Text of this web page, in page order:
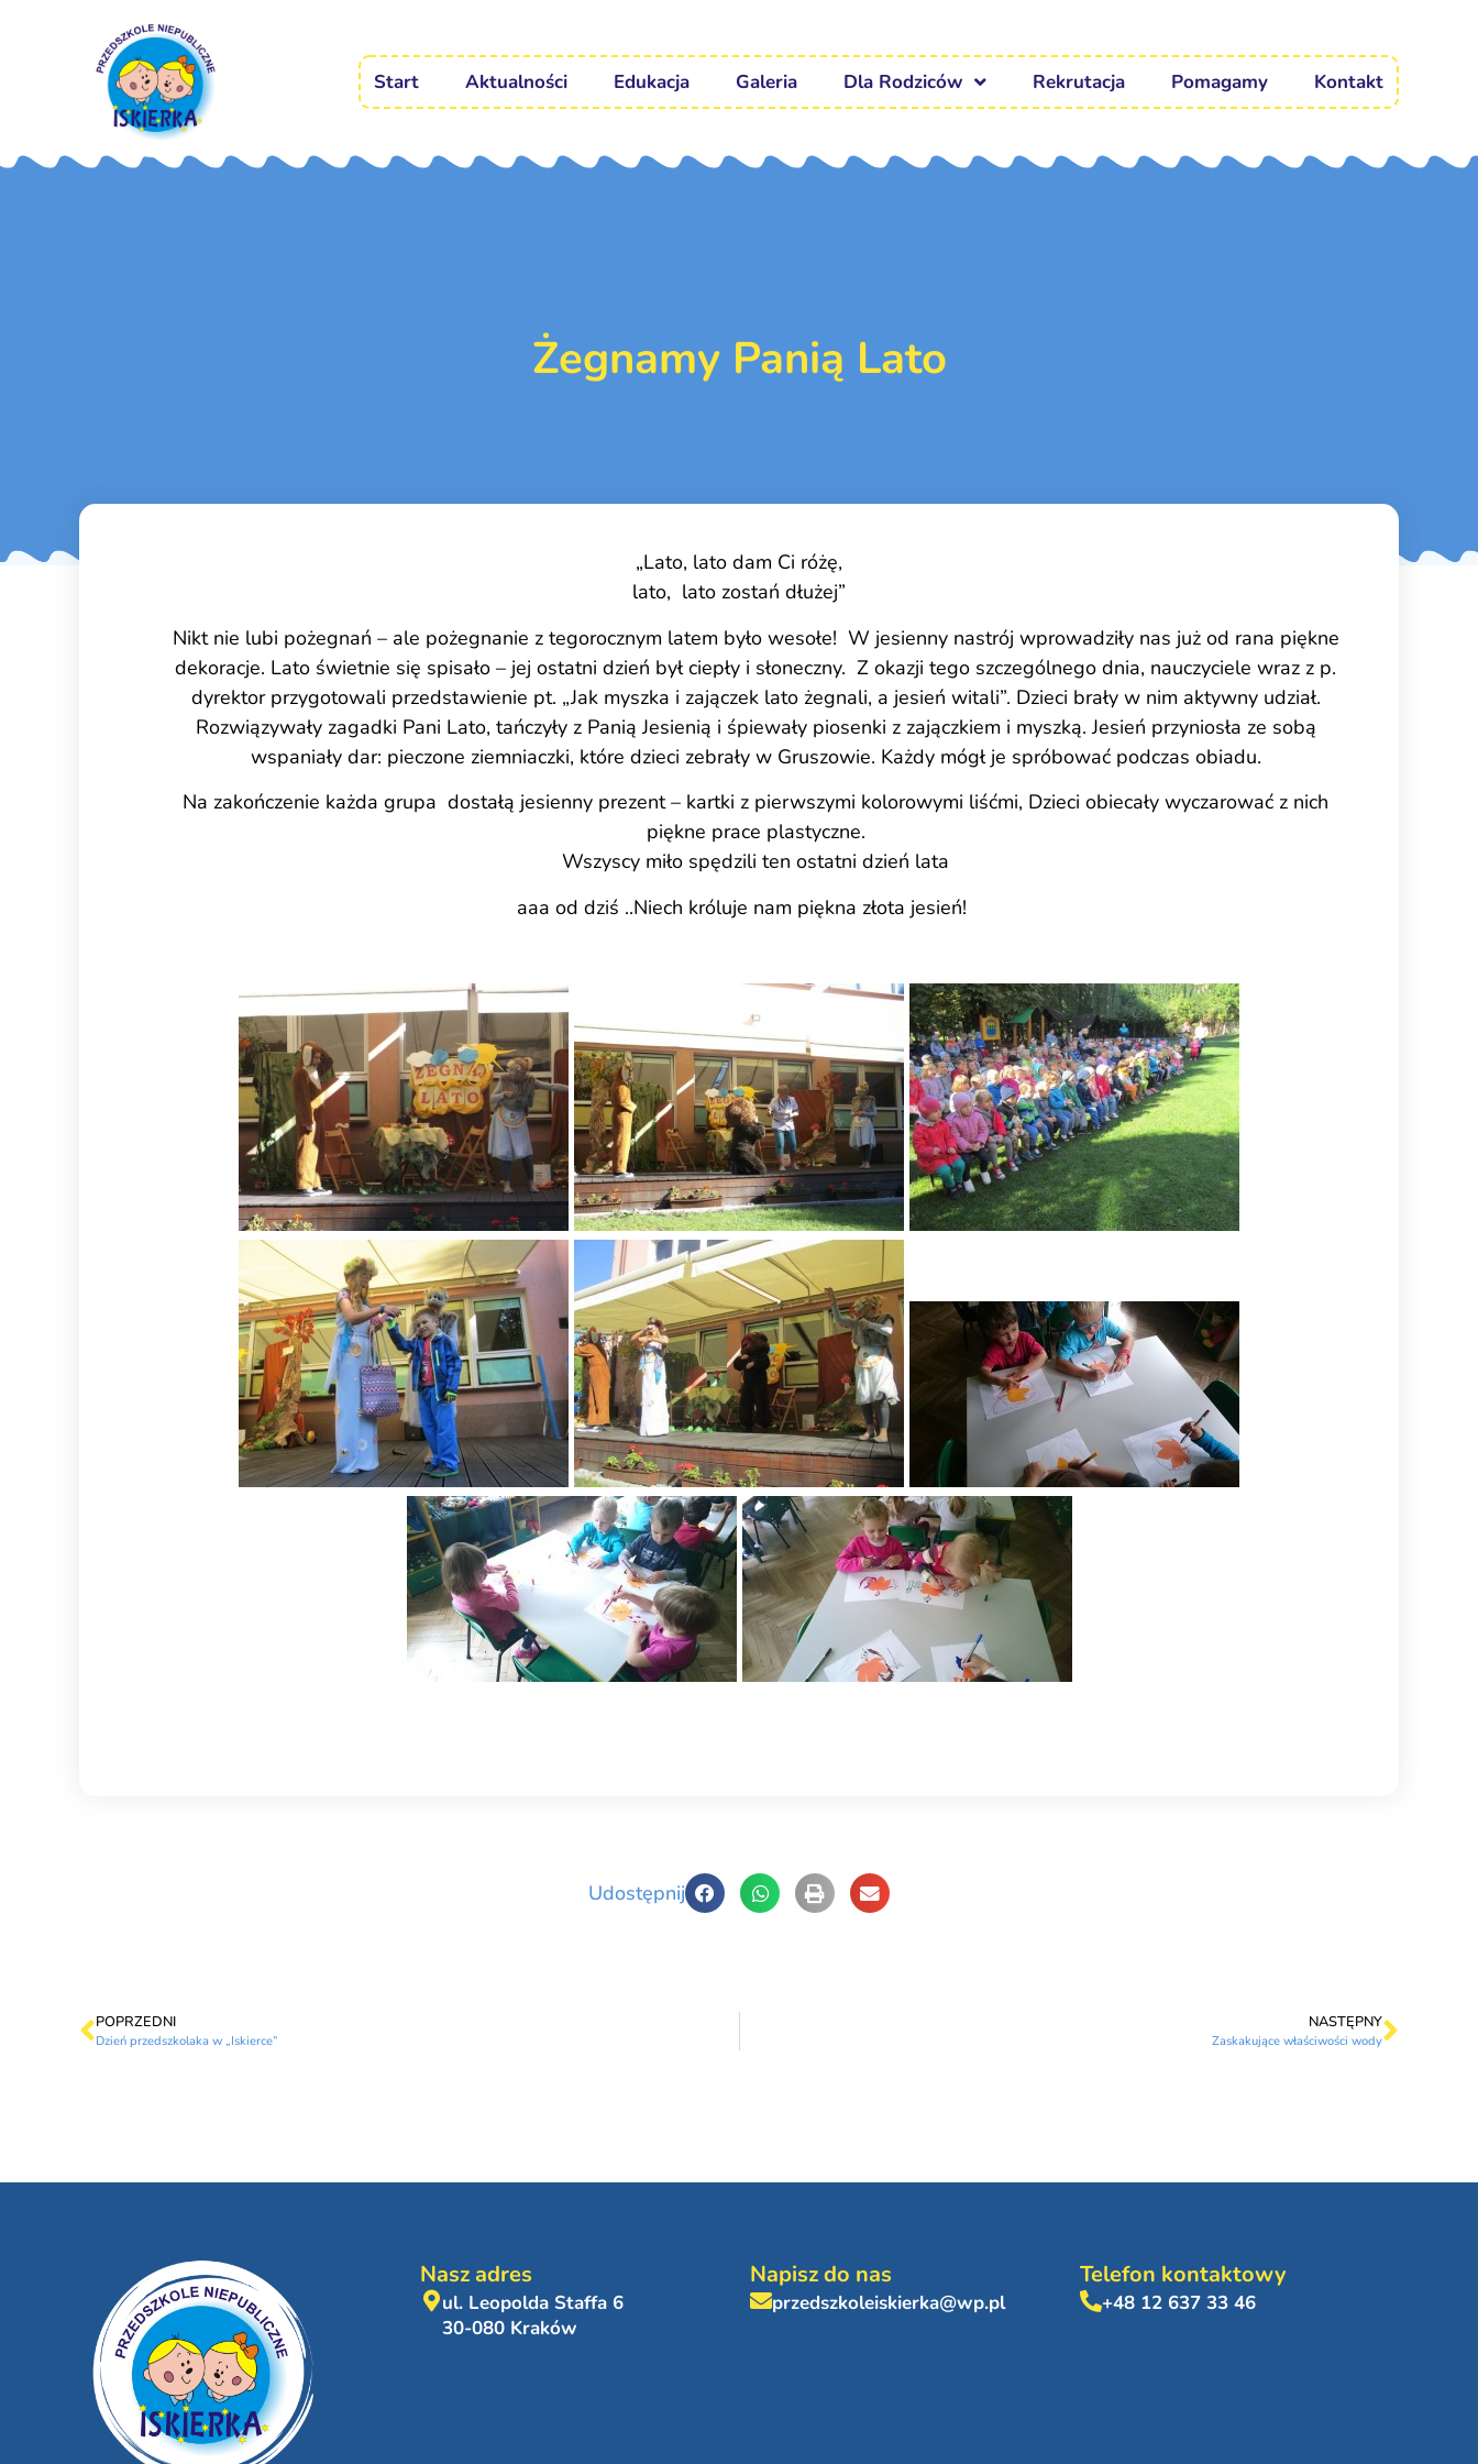
Start Aktualności Edukacja Galeria Dla Rodziców Rekrutacja Pomagamy Kontakt
Żegnamy Panią Lato
„Lato, lato dam Ci różę,
lato, lato zostań dłużej”
Nikt nie lubi pożegnań – ale pożegnanie z tegorocznym latem było wesołe! W jesienny nastrój wprowadziły nas już od rana piękne
dekoracje. Lato świetnie się spisało – jej ostatni dzień był ciepły i słoneczny. Z okazji tego szczególnego dnia, nauczyciele wraz z p.
dyrektor przygotowali przedstawienie pt. „Jak myszka i zajączek lato żegnali, a jesień witali”. Dzieci brały w nim aktywny udział.
Rozwiązywały zagadki Pani Lato, tańczyły z Panią Jesienią i śpiewały piosenki z zajączkiem i myszką. Jesień przyniosła ze sobą
wspaniały dar: pieczone ziemniaczki, które dzieci zebrały w Gruszowie. Każdy mógł je spróbować podczas obiadu.
Na zakończenie każda grupa dostałą jesienny prezent – kartki z pierwszymi kolorowymi liśćmi, Dzieci obiecały wyczarować z nich
piękne prace plastyczne.
Wszyscy miło spędzili ten ostatni dzień lata
aaa od dziś ..Niech króluje nam piękna złota jesień!
Udostępnij
POPRZEDNI
Dzień przedszkolaka w „Iskierce”
NASTĘPNY
Zaskakujące właściwości wody
Nasz adres
ul. Leopolda Staffa 6
30-080 Kraków
Napisz do nas
przedszkoleiskierka@wp.pl
Telefon kontaktowy
+48 12 637 33 46